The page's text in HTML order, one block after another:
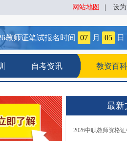
网站地图 设
教师证笔试报名时间 07 月 05 日
自考资讯 教资百科
最新